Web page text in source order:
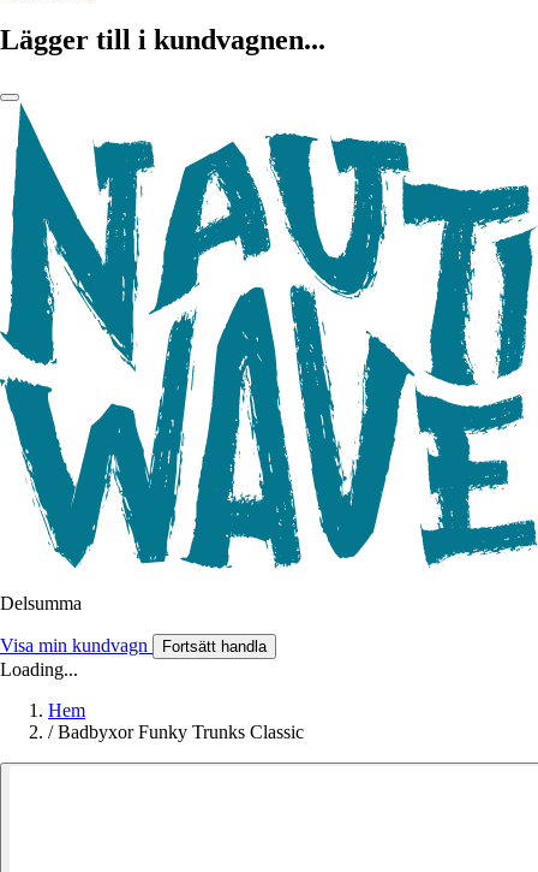
Lägger till i kundvagnen...
Delsumma
Visa min kundvagn Fortsätt handla
Loading...
Hem
/ Badbyxor Funky Trunks Classic